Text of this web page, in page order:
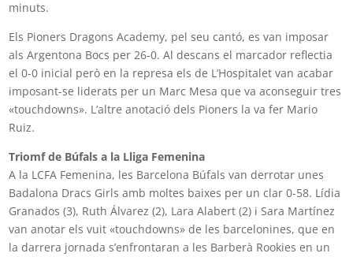
minuts.
Els Pioners Dragons Academy, pel seu cantó, es van imposar
als Argentona Bocs per 26-0. Al descans el marcador reflectia
el 0-0 inicial però en la represa els de L’Hospitalet van acabar
imposant-se liderats per un Marc Mesa que va aconseguir tres
«touchdowns». L’altre anotació dels Pioners la va fer Mario
Ruiz.
Triomf de Búfals a la Lliga Femenina
A la LCFA Femenina, les Barcelona Búfals van derrotar unes
Badalona Dracs Girls amb moltes baixes per un clar 0-58. Lídia
Granados (3), Ruth Álvarez (2), Lara Alabert (2) i Sara Martínez
van anotar els vuit «touchdowns» de les barcelonines, que en
la darrera jornada s’enfrontaran a les Barberà Rookies en un